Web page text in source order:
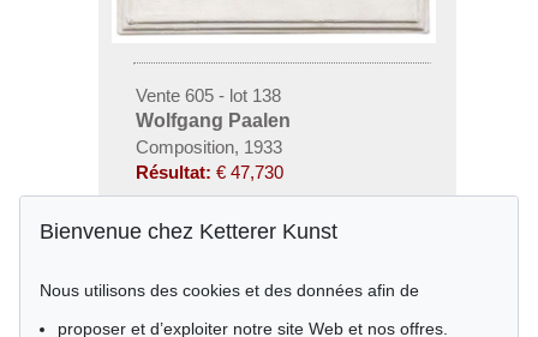
Vente 605 - lot 138
Wolfgang Paalen
Composition, 1933
Résultat: € 47,730
Bienvenue chez Ketterer Kunst
Nous utilisons des cookies et des données afin de
proposer et d’exploiter notre site Web et nos offres.